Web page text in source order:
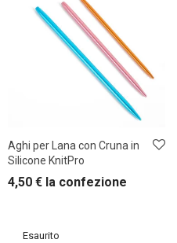
Aghi per Lana con Cruna in
Silicone KnitPro
4,50 € la confezione